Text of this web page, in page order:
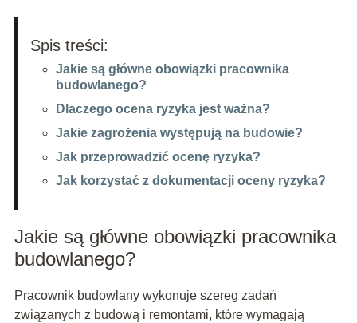
Spis treści:
Jakie są główne obowiązki pracownika
budowlanego?
Dlaczego ocena ryzyka jest ważna?
Jakie zagrożenia występują na budowie?
Jak przeprowadzić ocenę ryzyka?
Jak korzystać z dokumentacji oceny ryzyka?
Jakie są główne obowiązki pracownika
budowlanego?
Pracownik budowlany wykonuje szereg zadań
związanych z budową i remontami, które wymagają